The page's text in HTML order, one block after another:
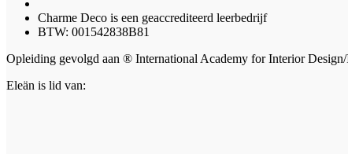
Charme Deco is een geaccrediteerd leerbedrijf
BTW: 001542838B81
Opleiding gevolgd aan ® International Academy for Interior
Eleän is lid van: